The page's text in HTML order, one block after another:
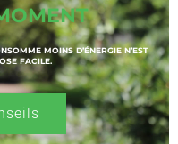
MOINS D’ÉNERGIE N’EST
FACILE.